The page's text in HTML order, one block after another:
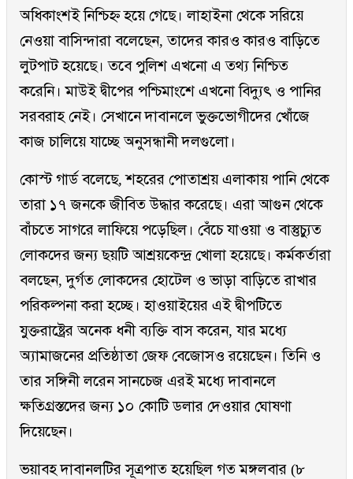
অধিকাংশই নিশ্চিহ্ন হয়ে গেছে। লাহাইনা থেকে সরিয়ে
নেওয়া বাসিন্দারা বলেছেন, তাদের কারও কারও বাড়িতে
লুটপাট হয়েছে। তবে পুলিশ এখনো এ তথ্য নিশ্চিত
করেনি। মাউই দ্বীপের পশ্চিমাংশে এখনো বিদ্যুৎ ও পানির
সরবরাহ নেই। সেখানে দাবানলে ভুক্তভোগীদের খোঁজে
কাজ চালিয়ে যাচ্ছে অনুসন্ধানী দলগুলো।
কোস্ট গার্ড বলেছে, শহরের পোতাশ্রয় এলাকায় পানি থেকে
তারা ১৭ জনকে জীবিত উদ্ধার করেছে। এরা আগুন থেকে
বাঁচতে সাগরে লাফিয়ে পড়েছিল। বেঁচে যাওয়া ও বাস্তুচ্যুত
লোকদের জন্য ছয়টি আশ্রয়কেন্দ্র খোলা হয়েছে। কর্মকর্তারা
বলছেন, দুর্গত লোকদের হোটেল ও ভাড়া বাড়িতে রাখার
পরিকল্পনা করা হচ্ছে। হাওয়াইয়ের এই দ্বীপটিতে
যুক্তরাষ্ট্রের অনেক ধনী ব্যক্তি বাস করেন, যার মধ্যে
অ্যামাজনের প্রতিষ্ঠাতা জেফ বেজোসও রয়েছেন। তিনি ও
তার সঙ্গিনী লরেন সানচেজ এরই মধ্যে দাবানলে
ক্ষতিগ্রস্তদের জন্য ১০ কোটি ডলার দেওয়ার ঘোষণা
দিয়েছেন।
ভয়াবহ দাবানলটির সূত্রপাত হয়েছিল গত মঙ্গলবার (৮